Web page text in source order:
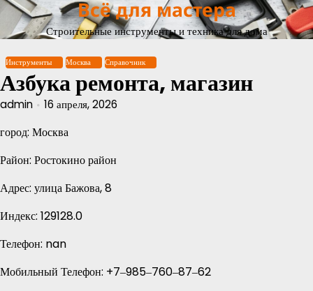
Перейти
содержимому
Всё для мастера
Строительные инструменты и техника для дома
Инструменты Москва Справочник
Азбука ремонта, магазин
admin 16 апреля, 2026
город: Москва
Район: Ростокино район
Адрес: улица Бажова, 8
Индекс: 129128.0
Телефон: nan
Мобильный Телефон: +7‒985‒760‒87‒62